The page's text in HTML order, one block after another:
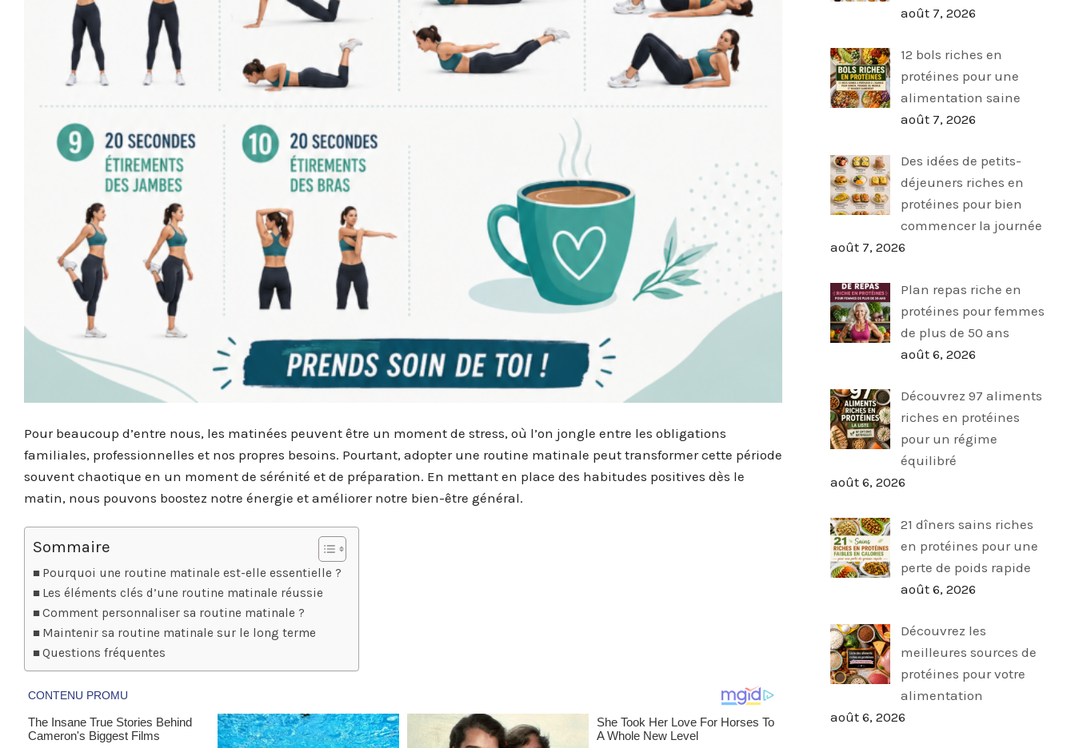
Pour beaucoup d’entre nous, les matinées peuvent être un moment de stress, où l’on jongle entre les obligations
familiales, professionnelles et nos propres besoins. Pourtant, adopter une routine matinale peut transformer cette période
souvent chaotique en un moment de sérénité et de préparation. En mettant en place des habitudes positives dès le
matin, nous pouvons boostez notre énergie et améliorer notre bien-être général.
Sommaire
Pourquoi une routine matinale est-elle essentielle ?
Les éléments clés d’une routine matinale réussie
Comment personnaliser sa routine matinale ?
Maintenir sa routine matinale sur le long terme
Questions fréquentes
août 7, 2026
12 bols riches en
protéines pour une
alimentation saine
août 7, 2026
Des idées de petits-
déjeuners riches en
protéines pour bien
commencer la journée
août 7, 2026
Plan repas riche en
protéines pour femmes
de plus de 50 ans
août 6, 2026
Découvrez 97 aliments
riches en protéines
pour un régime
équilibré
août 6, 2026
21 dîners sains riches
en protéines pour une
perte de poids rapide
août 6, 2026
Découvrez les
meilleures sources de
protéines pour votre
alimentation
août 6, 2026